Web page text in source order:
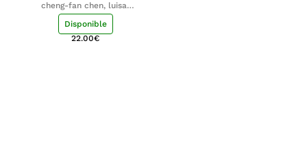
cheng-fan chen, luisa;
shu-ying chang, luisa
Disponible
22.00€